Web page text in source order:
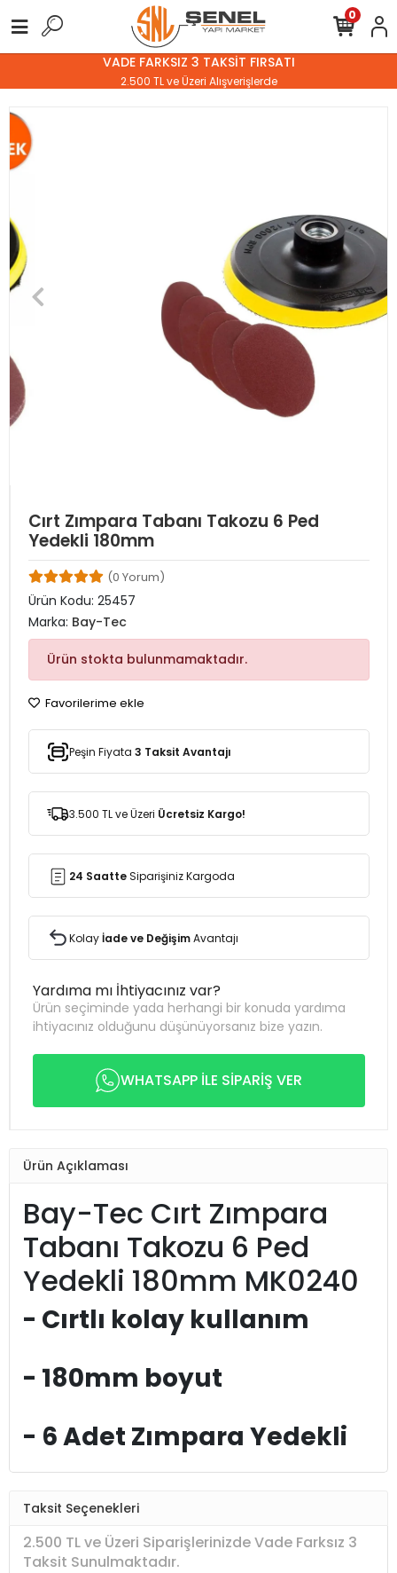
VADE FARKSIZ 3 TAKSİT FIRSATI
2.500 TL ve Üzeri Alışverişlerde
0
Cırt Zımpara Tabanı Takozu 6 Ped
Yedekli 180mm
(0 Yorum)
Ürün Kodu: 25457
Marka: Bay-Tec
Ürün stokta bulunmamaktadır.
Favorilerime ekle
Peşin Fiyata 3 Taksit Avantajı
3.500 TL ve Üzeri Ücretsiz Kargo!
24 SaatteSiparişiniz Kargoda
Kolayİade ve DeğişimAvantajı
Yardıma mı İhtiyacınız var?
Ürün seçiminde yada herhangi bir konuda yardıma
ihtiyacınız olduğunu düşünüyorsanız bize yazın.
WHATSAPP İLE SİPARİŞ VER
Ürün Açıklaması
Bay-Tec Cırt Zımpara
Tabanı Takozu 6 Ped
Yedekli 180mm MK0240
- Cırtlı kolay kullanım
- 180mm boyut
- 6 Adet Zımpara Yedekli
Taksit Seçenekleri
2.500 TL ve Üzeri Siparişlerinizde Vade Farksız 3
Taksit Sunulmaktadır.